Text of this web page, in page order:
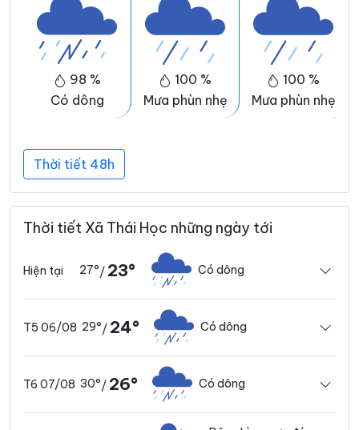
98 %
Có dông
100 %
Mưa phùn nhẹ
100 %
Mưa phùn nhẹ
Thời tiết 48h
Thời tiết Xã Thái Học những ngày tới
Hiện tại 27°/ 23° Có dông
T5 06/08 29°/ 24° Có dông
T6 07/08 30°/ 26° Có dông